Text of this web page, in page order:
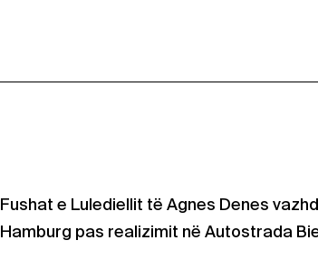
Fushat e Lulediellit të Agnes Denes
Hamburg pas realizimit në Autostrada